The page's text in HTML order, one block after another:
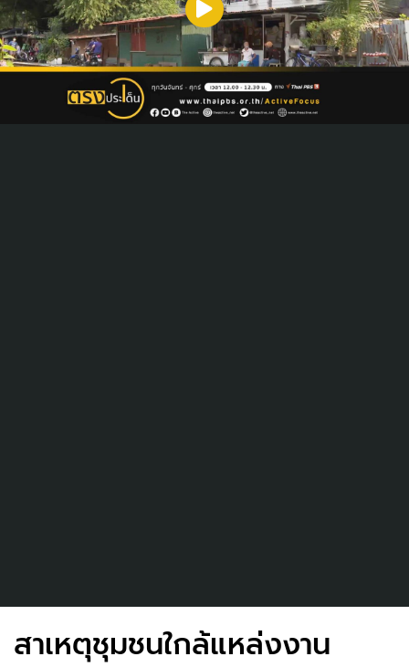
สาเหตุชุมชนใกล้แหล่งงาน